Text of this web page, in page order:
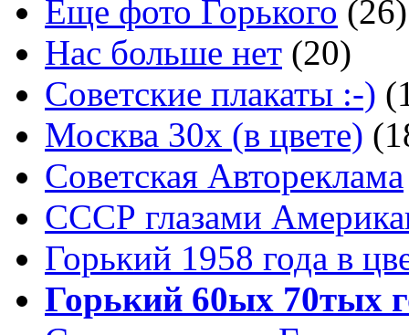
Еще фото Горького (26)
Нас больше нет (20)
Советские плакаты :-)
Москва 30x (в цвете)
Советская Автореклама
СССР глазами
Горький 1958 года в
Горький 60ых 70тых